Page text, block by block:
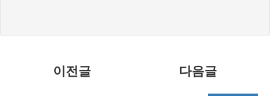
이전글 다음글